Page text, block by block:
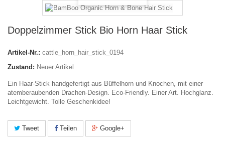
Doppelzimmer Stick Bio Horn Haar Stick
Artikel-Nr.: cattle_horn_hair_stick_0194
Zustand: Neuer Artikel
Ein Haar-Stick handgefertigt aus Büffelhorn und Knochen, mit einer
atemberaubenden Drachen-Design. Eco-Friendly. Einer Art. Hochglanz.
Leichtgewicht. Tolle Geschenkidee!
Tweet Teilen Google+